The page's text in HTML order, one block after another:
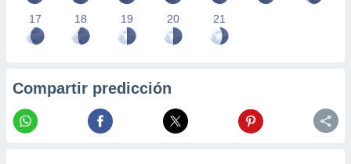
17 18 19 20 21
Compartir predicción